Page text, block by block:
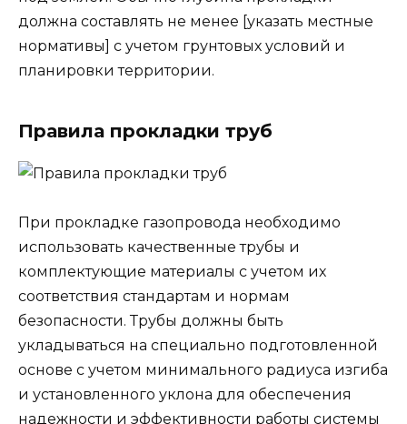
должна составлять не менее [указать местные
нормативы] с учетом грунтовых условий и
планировки территории.
Правила прокладки труб
При прокладке газопровода необходимо
использовать качественные трубы и
комплектующие материалы с учетом их
соответствия стандартам и нормам
безопасности. Трубы должны быть
укладываться на специально подготовленной
основе с учетом минимального радиуса изгиба
и установленного уклона для обеспечения
надежности и эффективности работы системы